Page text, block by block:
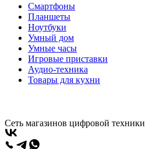
Смартфоны
Планшеты
Ноутбуки
Умный дом
Умные часы
Игровые приставки
Аудио-техника
Товары для кухни
Сеть магазинов цифровой техники